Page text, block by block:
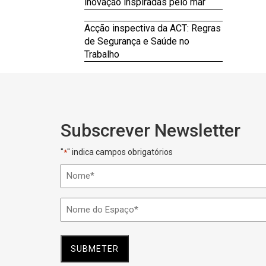
Acção inspectiva da ACT: Regras
de Segurança e Saúde no
Trabalho
Subscrever Newsletter
"*" indica campos obrigatórios
Nome
Nome
do